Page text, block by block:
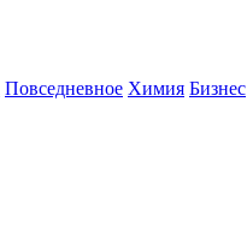
Повседневное Химия Бизнес